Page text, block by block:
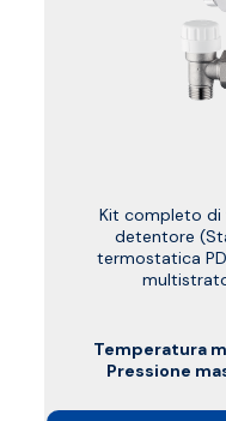
Kit completo di
detentore
termostatica
Temperatura
Pressione